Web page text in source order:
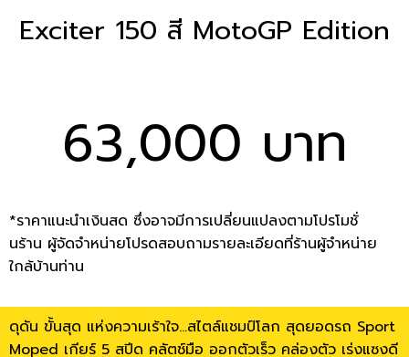
Exciter 150 สี MotoGP Edition
63,000 บาท
*ราคาแนะนำเงินสด ซึ่งอาจมีการเปลี่ยนแปลงตามโปรโมชั่
นร้าน ผู้จัดจำหน่ายโปรดสอบถามรายละเอียดที่ร้านผู้จำหน่าย
ใกล้บ้านท่าน
ดุดัน ขั้นสุด แห่งความเร้าใจ…สไตล์แชมป์โลก สุดยอดรถ Sport
Moped เกียร์ 5 สปีด คลัตช์มือ ออกตัวเร็ว คล่องตัว เร่งแซงดี